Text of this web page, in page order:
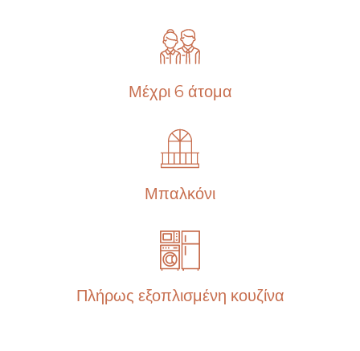
Μέχρι 6 άτομα
Μπαλκόνι
Πλήρως εξοπλισμένη κουζίνα